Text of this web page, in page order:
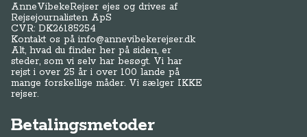
AnneVibekeRejser ejes og drives af
Rejsejournalisten ApS
CVR: DK26185254
Kontakt os påinfo@annevibekerejser.dk
Alt, hvad du finder her på siden, er
steder, som vi selv har besøgt. Vi har
rejst i over 25 år i over 100 lande på
mange forskellige måder. Vi sælger IKKE
rejser.
Betalingsmetoder